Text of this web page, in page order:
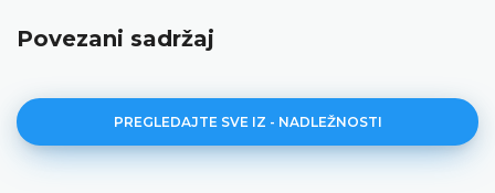
Povezani sadržaj
PREGLEDAJTE SVE IZ - NADLEŽNOSTI